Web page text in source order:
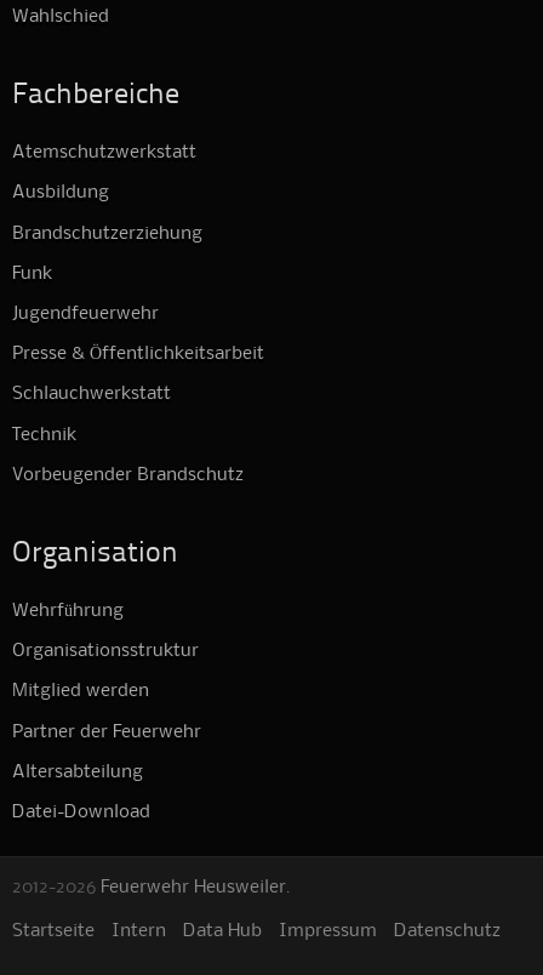
Wahlschied
Fachbereiche
Atemschutzwerkstatt
Ausbildung
Brandschutzerziehung
Funk
Jugendfeuerwehr
Presse & Öffentlichkeitsarbeit
Schlauchwerkstatt
Technik
Vorbeugender Brandschutz
Organisation
Wehrführung
Organisationsstruktur
Mitglied werden
Partner der Feuerwehr
Altersabteilung
Datei-Download
2012-2026 Feuerwehr Heusweiler.
Startseite Intern Data Hub Impressum Datenschutz